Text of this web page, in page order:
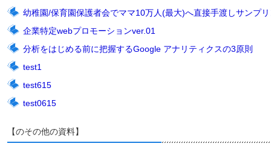
幼稚園/保育園保護者会でママ10万人(最大)へ直接手渡しサンプ
企業特定webプロモーションver.01
分析をはじめる前に把握するGoogle アナリティクスの3原則
test1
test615
test0615
【のその他の資料】